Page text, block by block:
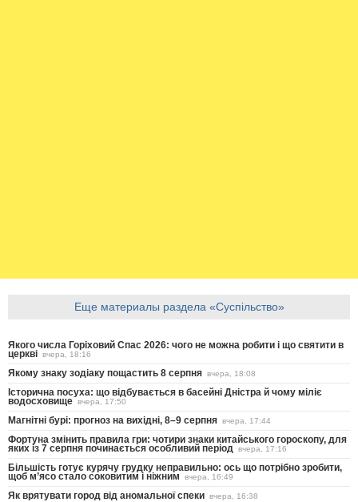
Еще материалы раздела «Суспільство»
Якого числа Горіховий Спас 2026: чого не можна робити і що святити в
церкві вчера, 18:16
Якому знаку зодіаку пощастить 8 серпня вчера, 18:08
Історична посуха: що відбувається в басейні Дністра й чому міліє
водосховище вчера, 17:50
Магнітні бурі: прогноз на вихідні, 8–9 серпня вчера, 17:44
Фортуна змінить правила гри: чотири знаки китайського гороскопу, для
яких із 7 серпня починається особливий період вчера, 17:16
Більшість готує курячу грудку неправильно: ось що потрібно зробити,
щоб м’ясо стало соковитим і ніжним вчера, 16:49
Як врятувати город від аномальної спеки вчера, 16:38